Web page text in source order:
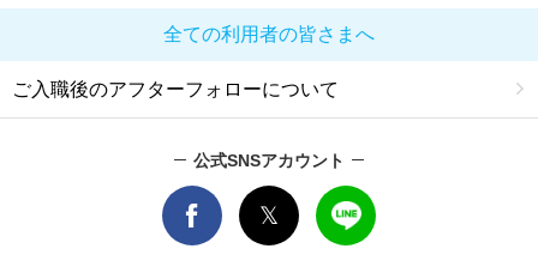
全ての利用者の皆さまへ
ご入職後のアフターフォローについて
公式SNSアカウント